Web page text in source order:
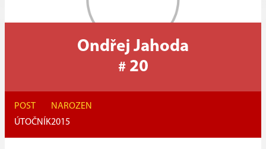
Ondřej Jahoda
# 20
POST
ÚTOČNÍK
NAROZEN
2015